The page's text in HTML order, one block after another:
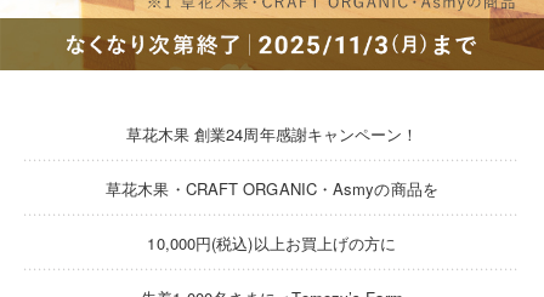
草花木果 創業24周年感謝キャンペーン！
草花木果・CRAFT ORGANIC・Asmyの商品を
10,000円(税込)以上お買上げの方に